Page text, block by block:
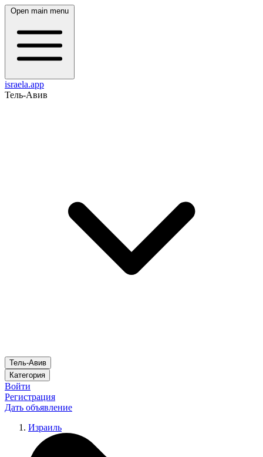
Open main menu
israela.app
Тель-Авив
Тель-Авив
Категория
Войти
Регистрация
Дать объявление
Израиль